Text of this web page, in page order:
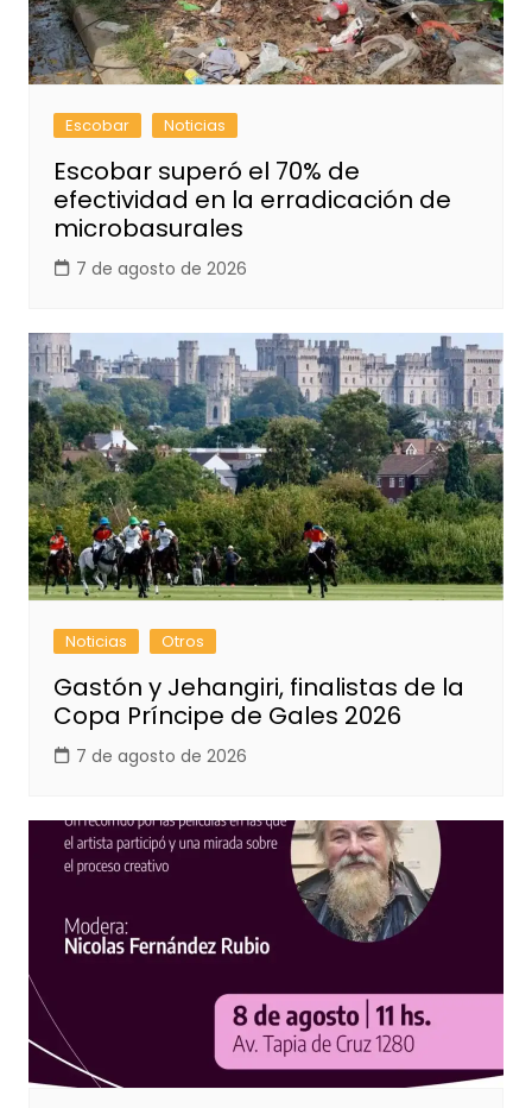
Escobar Noticias
Escobar superó el 70% de
efectividad en la erradicación de
microbasurales
7 de agosto de 2026
Noticias Otros
Gastón y Jehangiri, finalistas de la
Copa Príncipe de Gales 2026
7 de agosto de 2026